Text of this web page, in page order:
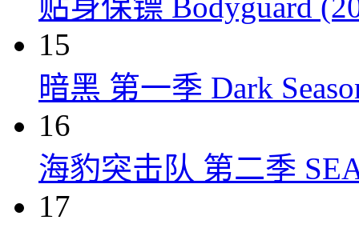
贴身保镖 Bodyguard
15
暗黑 第一季 Dark
16
海豹突击队 第二季
17